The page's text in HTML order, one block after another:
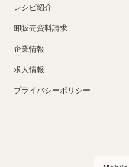
レシピ紹介
卸販売資料請求
企業情報
求人情報
プライバシーポリシー